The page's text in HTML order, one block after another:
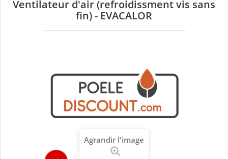
Ventilateur d'air (refroidissment vis sans
fin) - EVACALOR
Agrandir l'image